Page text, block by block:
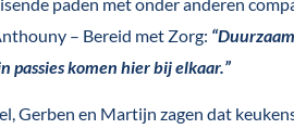
– Bereid met Zorg:
passies komen hier bij elkaar.”
Gerben en Martijn zagen dat